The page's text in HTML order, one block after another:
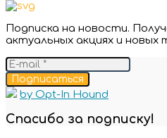
Подписка на новости.
актуальных акциях и новых
Подписаться
by Opt-In Hound
Спасибо за подписку!